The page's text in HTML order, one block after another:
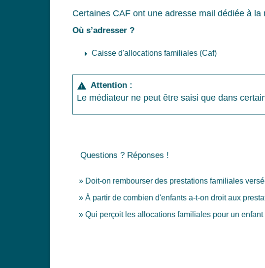
Certaines CAF ont une adresse mail dédiée à la
Où s’adresser ?
arrow_right Caisse d'allocations familiales (Caf)
warning Attention :
Le médiateur ne peut être saisi que dans
Questions ? Réponses !
Doit-on rembourser des prestations familiales
À partir de combien d'enfants a-t-on droit aux
Qui perçoit les allocations familiales pour un